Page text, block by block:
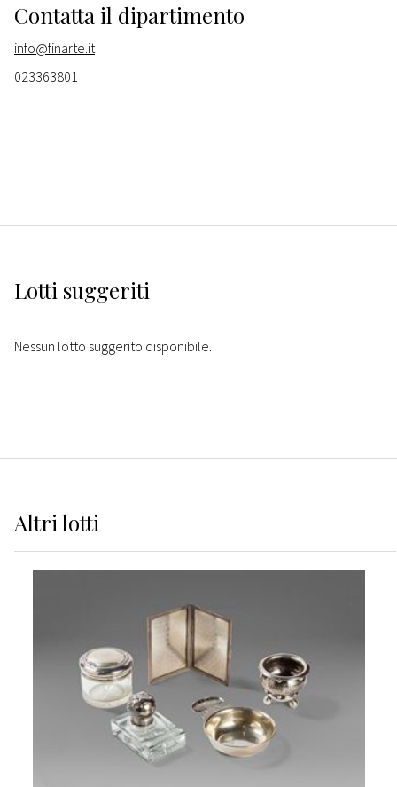
Contatta il dipartimento
info@finarte.it
023363801
Lotti suggeriti
Nessun lotto suggerito disponibile.
Altrilotti